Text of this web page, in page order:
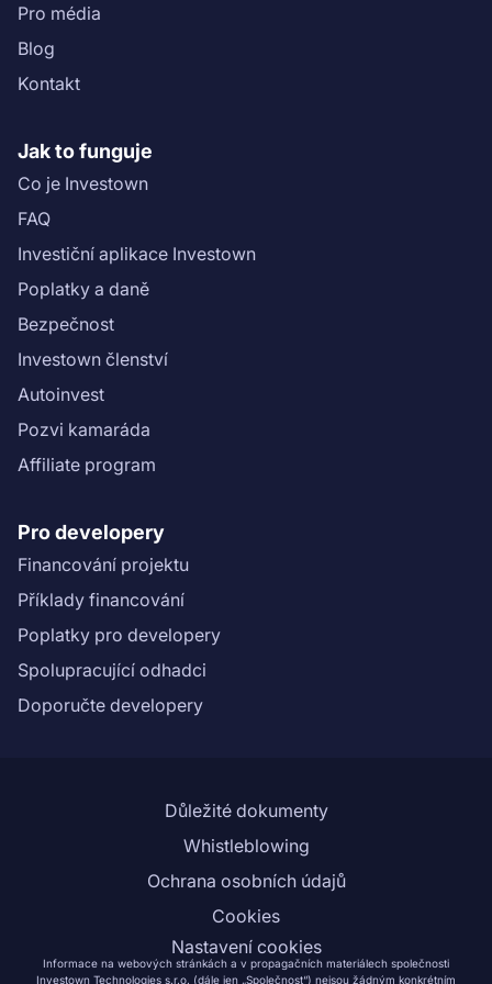
Pro média
Blog
Kontakt
Jak to funguje
Co je Investown
FAQ
Investiční aplikace Investown
Poplatky a daně
Bezpečnost
Investown členství
Autoinvest
Pozvi kamaráda
Affiliate program
Pro developery
Financování projektu
Příklady financování
Poplatky pro developery
Spolupracující odhadci
Doporučte developery
Důležité dokumenty
Whistleblowing
Ochrana osobních údajů
Cookies
Nastavení cookies
Informace na webových stránkách a v propagačních materiálech společnosti
Investown Technologies s.r.o. (dále jen „Společnost“) nejsou žádným konkrétním